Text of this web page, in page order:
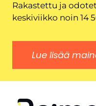
Rakastettu ja
keskiviikko noin 14
Lue lisää